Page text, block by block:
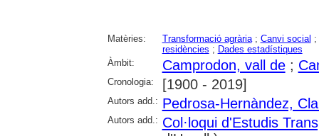
Matèries: Transformació agrària; Canvi social ;
residències ; Dades estadístiques
Àmbit:
Camprodon, vall de;
Cronologia: [1900 - 2019]
Autors add.: Pedrosa-Hernàndez,
Autors add.: Col·loqui d'Estudis